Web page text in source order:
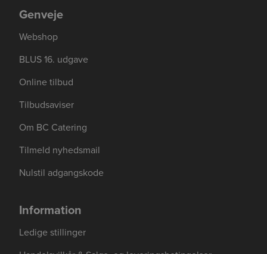
Genveje
Webshop
BLUS 16. udgave
Online tilbud
Tilbudsaviser
Om BC Catering
Tilmeld nyhedsmail
Nulstil adgangskode
Information
Ledige stillinger